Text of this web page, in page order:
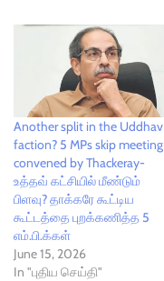
Another split in the Uddhav
faction? 5 MPs skip meeting
convened by Thackeray-
உத்தவ் கட்சியில் மீண்டும்
பிளவு? தாக்கரே கூட்டிய
கூட்டத்தை புறக்கணித்த 5
எம்.பி.க்கள்
June 15, 2026
In "புதிய செய்தி"